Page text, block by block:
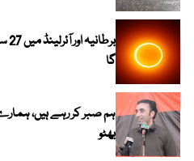
گا
ہم صبر کر رہے ہیں، ہمارے
بھٹو